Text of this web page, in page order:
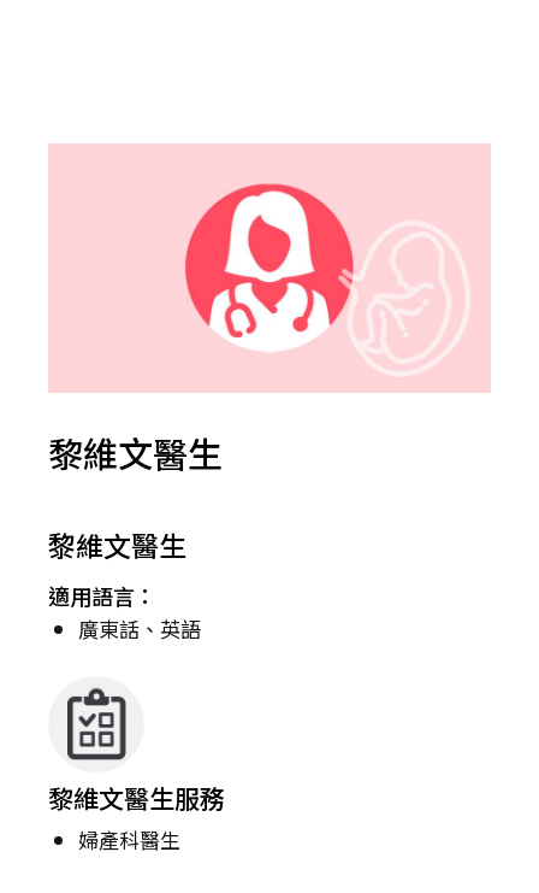
黎維文醫生
黎維文醫生
適用語言：
廣東話、英語
黎維文醫生服務
婦產科醫生